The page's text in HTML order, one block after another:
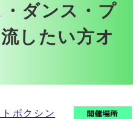
ダンス・プ
したい方オ
ボクシン